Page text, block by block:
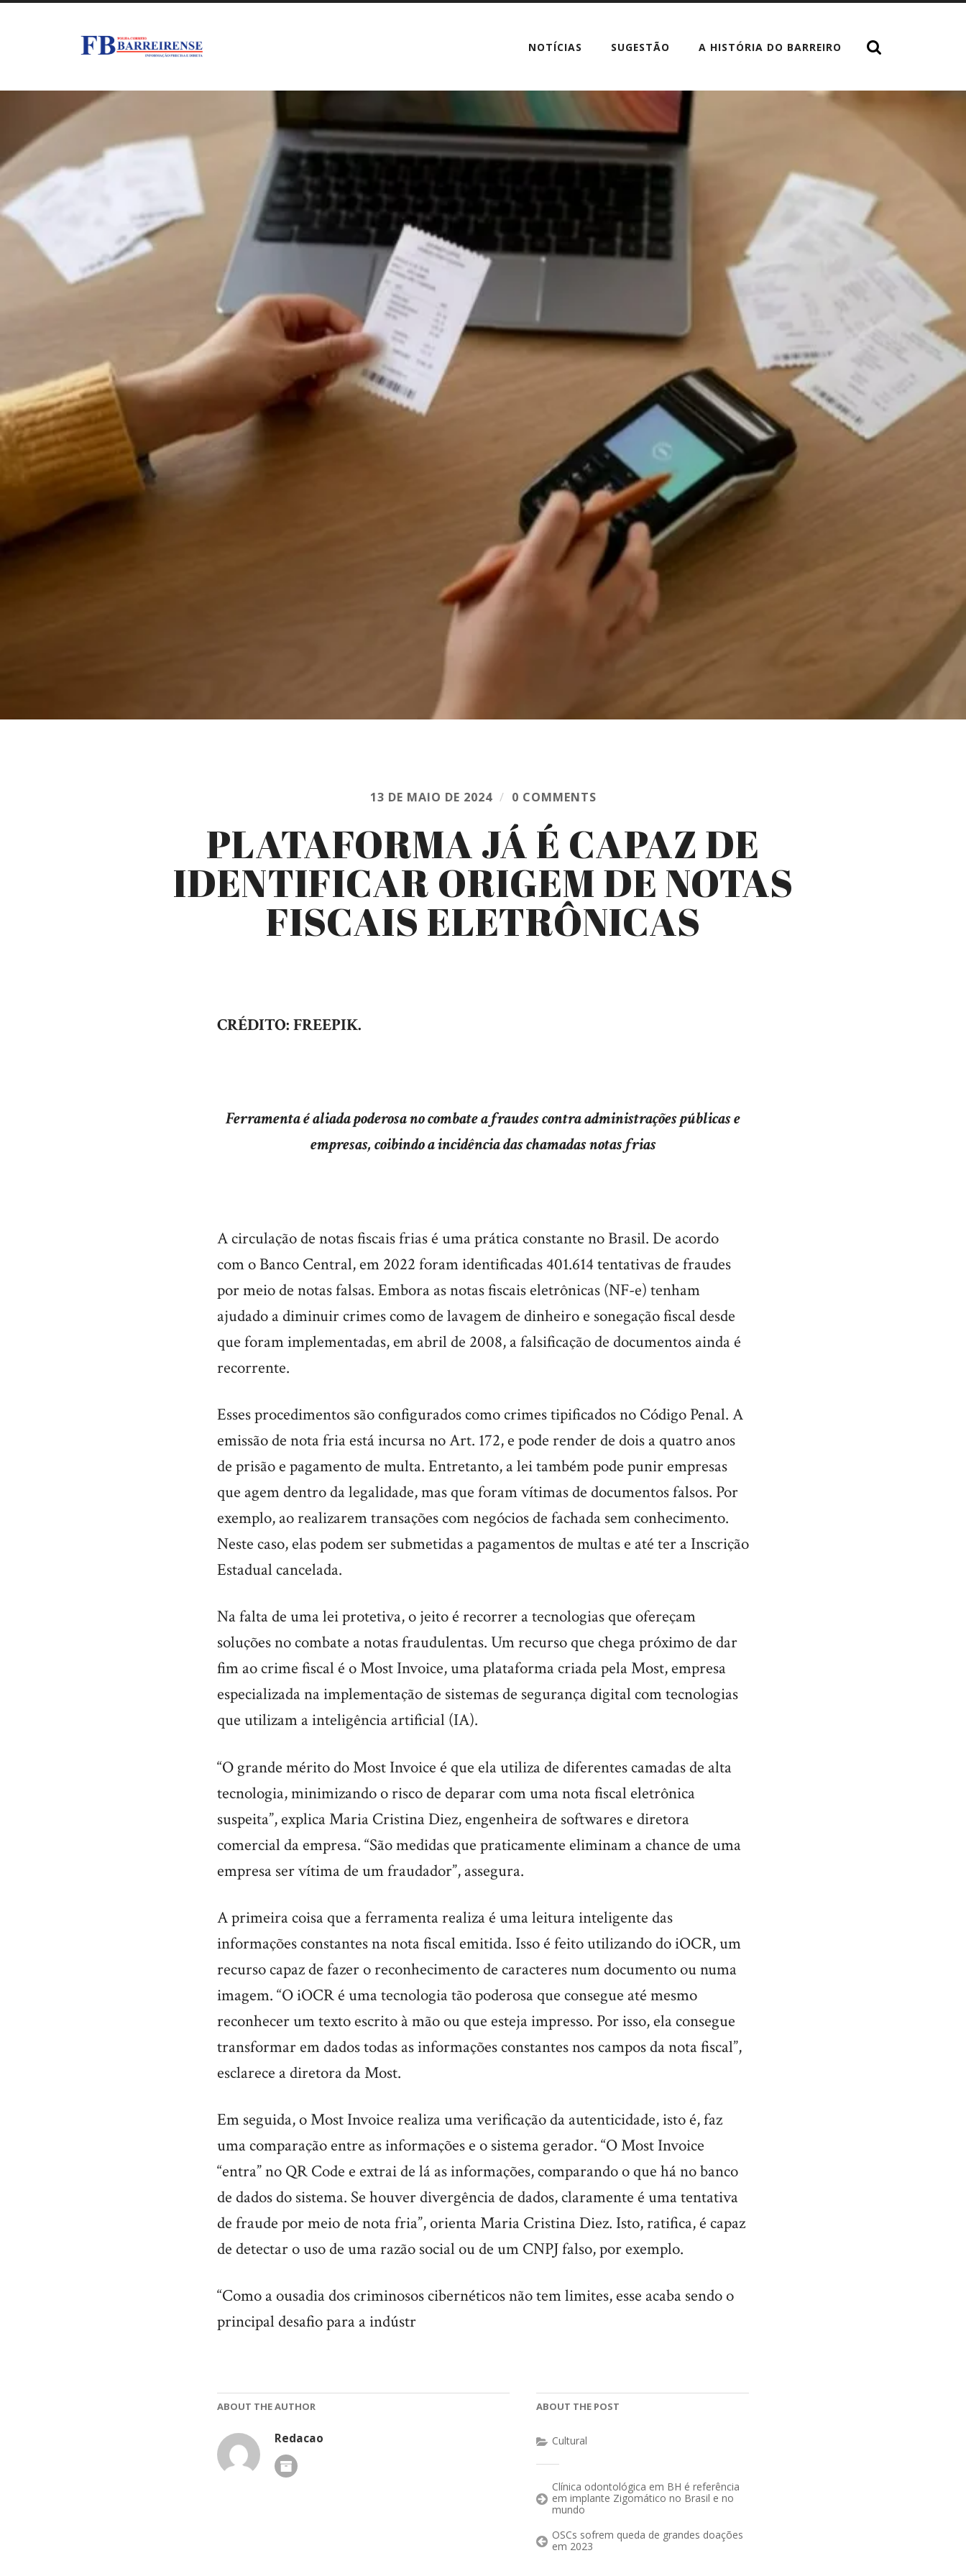
NOTÍCIAS SUGESTÃO A HISTÓRIA DO BARREIRO
13 DE MAIO DE 2024 / 0 COMMENTS
PLATAFORMA JÁ É CAPAZ DE
IDENTIFICAR ORIGEM DE NOTAS
FISCAIS ELETRÔNICAS
CRÉDITO: FREEPIK.
Ferramenta é aliada poderosa no combate a fraudes contra administrações públicas e
empresas, coibindo a incidência das chamadas notas frias
A circulação de notas fiscais frias é uma prática constante no Brasil. De acordo
com o Banco Central, em 2022 foram identificadas 401.614 tentativas de fraudes
por meio de notas falsas. Embora as notas fiscais eletrônicas (NF-e) tenham
ajudado a diminuir crimes como de lavagem de dinheiro e sonegação fiscal desde
que foram implementadas, em abril de 2008, a falsificação de documentos ainda é
recorrente.
Esses procedimentos são configurados como crimes tipificados no Código Penal. A
emissão de nota fria está incursa no Art. 172, e pode render de dois a quatro anos
de prisão e pagamento de multa. Entretanto, a lei também pode punir empresas
que agem dentro da legalidade, mas que foram vítimas de documentos falsos. Por
exemplo, ao realizarem transações com negócios de fachada sem conhecimento.
Neste caso, elas podem ser submetidas a pagamentos de multas e até ter a Inscrição
Estadual cancelada.
Na falta de uma lei protetiva, o jeito é recorrer a tecnologias que ofereçam
soluções no combate a notas fraudulentas. Um recurso que chega próximo de dar
fim ao crime fiscal é o Most Invoice, uma plataforma criada pela Most, empresa
especializada na implementação de sistemas de segurança digital com tecnologias
que utilizam a inteligência artificial (IA).
“O grande mérito do Most Invoice é que ela utiliza de diferentes camadas de alta
tecnologia, minimizando o risco de deparar com uma nota fiscal eletrônica
suspeita”, explica Maria Cristina Diez, engenheira de softwares e diretora
comercial da empresa. “São medidas que praticamente eliminam a chance de uma
empresa ser vítima de um fraudador”, assegura.
A primeira coisa que a ferramenta realiza é uma leitura inteligente das
informações constantes na nota fiscal emitida. Isso é feito utilizando do iOCR, um
recurso capaz de fazer o reconhecimento de caracteres num documento ou numa
imagem. “O iOCR é uma tecnologia tão poderosa que consegue até mesmo
reconhecer um texto escrito à mão ou que esteja impresso. Por isso, ela consegue
transformar em dados todas as informações constantes nos campos da nota fiscal”,
esclarece a diretora da Most.
Em seguida, o Most Invoice realiza uma verificação da autenticidade, isto é, faz
uma comparação entre as informações e o sistema gerador. “O Most Invoice
“entra” no QR Code e extrai de lá as informações, comparando o que há no banco
de dados do sistema. Se houver divergência de dados, claramente é uma tentativa
de fraude por meio de nota fria”, orienta Maria Cristina Diez. Isto, ratifica, é capaz
de detectar o uso de uma razão social ou de um CNPJ falso, por exemplo.
“Como a ousadia dos criminosos cibernéticos não tem limites, esse acaba sendo o
principal desafio para a indústr
ABOUT THE AUTHOR
Redacao
ABOUT THE POST
Cultural
Clínica odontológica em BH é referência
em implante Zigomático no Brasil e no
mundo
OSCs sofrem queda de grandes doações
em 2023